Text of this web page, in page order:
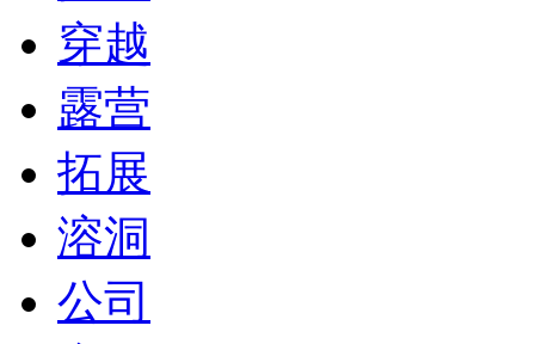
穿越
露营
拓展
溶洞
公司